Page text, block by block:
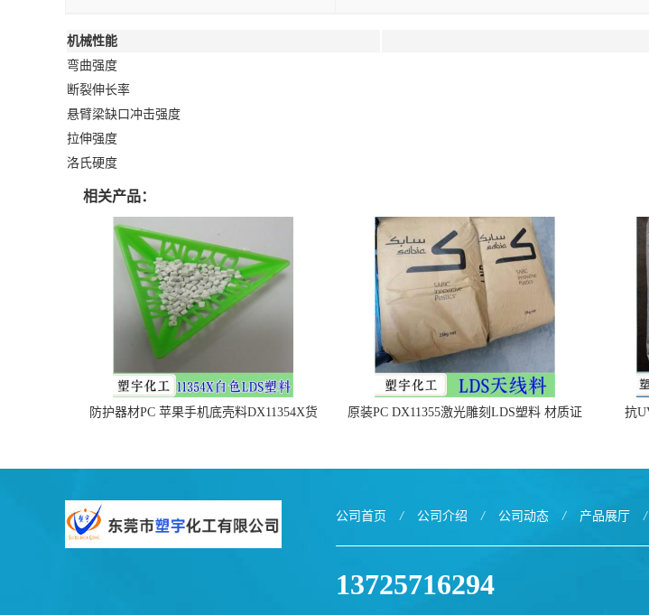
机械性能
弯曲强度
断裂伸长率
悬臂梁缺口冲击强度
拉伸强度
洛氏硬度
相关产品：
防护器材PC 苹果手机底壳料DX11354X货
原装PC DX11355激光雕刻LDS塑料 材质证
抗
公司首页 / 公司介绍 / 公司动态 / 产品展厅 /
13725716294